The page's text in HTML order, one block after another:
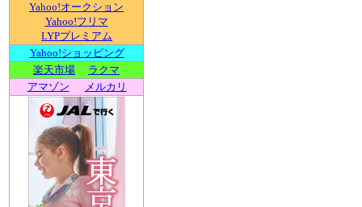
Yahoo!オークション
Yahoo!フリマ
LYPプレミアム
Yahoo!ショッピング
楽天市場
ラクマ
アマゾン
メルカリ